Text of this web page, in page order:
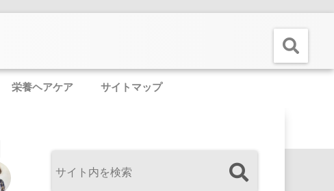
栄養ヘアケア サイトマップ